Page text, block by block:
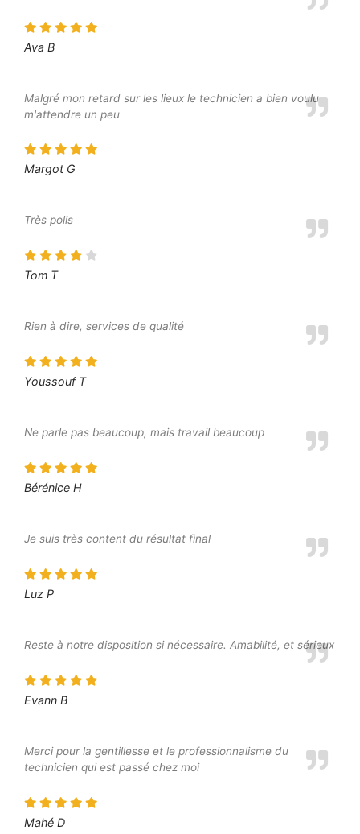
Ava B
Malgré mon retard sur les lieux le technicien a bien voulu
m'attendre un peu
Margot G
Très polis
Tom T
Rien à dire, services de qualité
Youssouf T
Ne parle pas beaucoup, mais travail beaucoup
Bérénice H
Je suis très content du résultat final
Luz P
Reste à notre disposition si nécessaire. Amabilité, et sérieux
Evann B
Merci pour la gentillesse et le professionnalisme du
technicien qui est passé chez moi
Mahé D